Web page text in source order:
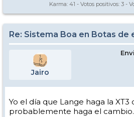
Karma: 41 - Votos positivos: 3 -
Re: Sistema Boa en Botas de
Jairo
Yo el día que Lange haga la
probablemente haga el cambio.